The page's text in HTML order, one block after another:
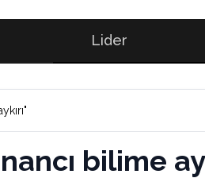
Lider
bilime